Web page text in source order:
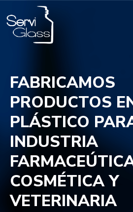
FABRICAMOS
PRODUCTOS
PLÁSTICO
INDUSTRIA
COSMÉTICA Y
VETERINARIA